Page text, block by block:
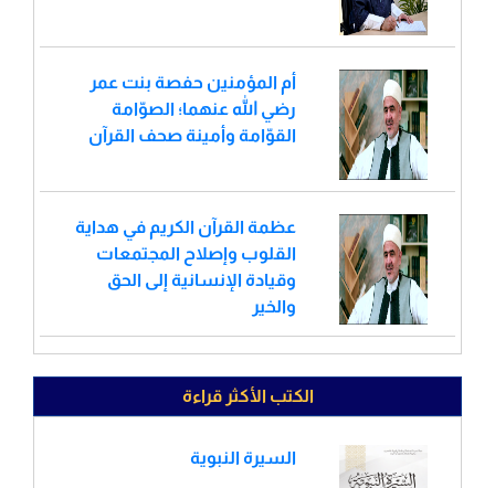
أم المؤمنين حفصة بنت عمر
رضي الله عنهما؛ الصوّامة
القوّامة وأمينة صحف القرآن
عظمة القرآن الكريم في هداية
القلوب وإصلاح المجتمعات
وقيادة الإنسانية إلى الحق
والخير
الكتب الأكثر قراءة
السيرة النبوية